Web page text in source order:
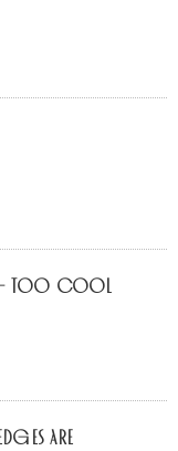
– Too Cool
Are